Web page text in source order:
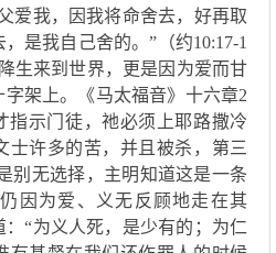
爱我，因我将命舍去，好再取
，是我自己舍的。”（约10:17-1
生来到世界，更是因 为爱而甘
架上。
《马太福音》十六章2
指示门徒，祂必须上耶路撒冷
士许多的苦，并且被杀 ， 第三
别无选择，主明知道这是一条
因为爱、义无反顾地走在其
：“为义人死，是少有的；为仁